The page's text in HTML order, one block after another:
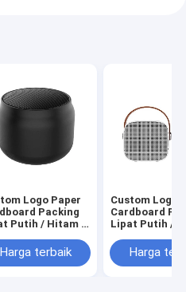
Logo Paper
Packing
Putih / Hitam /
Gift Box
Ribbon
Harga terbaik
Custom Logo
Cardboard
Lipat Putih /
Magnetic Gift
dengan Ribbon
Harga